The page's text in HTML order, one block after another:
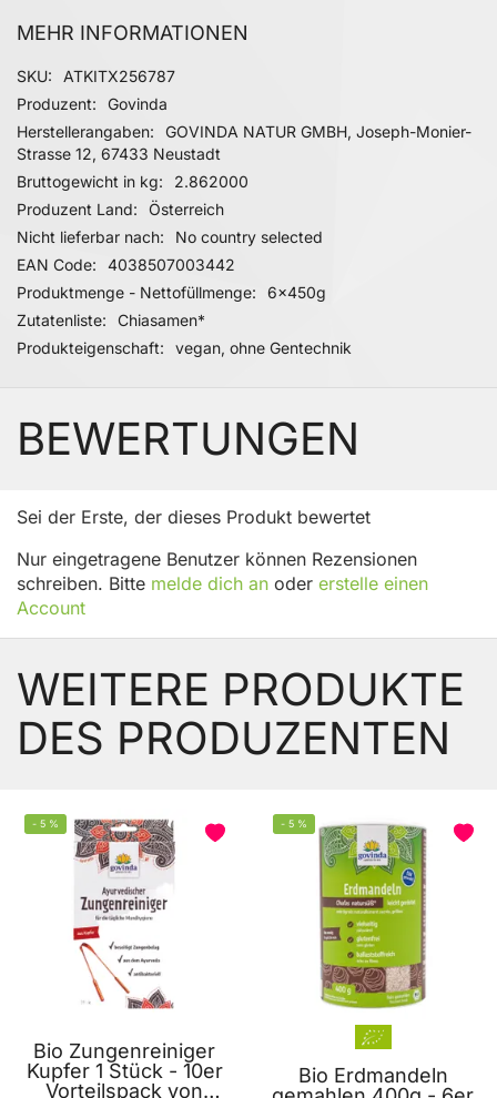
MEHR INFORMATIONEN
Mehr Informationen
SKU
ATKITX256787
Produzent
Govinda
Herstellerangaben
GOVINDA NATUR GMBH, Joseph-Monier-
Strasse 12, 67433 Neustadt
Bruttogewicht in kg
2.862000
Produzent Land
Österreich
Nicht lieferbar nach
No country selected
EAN Code
4038507003442
Produktmenge - Nettofüllmenge
6x450g
Zutatenliste
Chiasamen*
Produkteigenschaft
vegan, ohne Gentechnik
BEWERTUNGEN
Sei der Erste, der dieses Produkt bewertet
Nur eingetragene Benutzer können Rezensionen
schreiben. Bitte melde dich an oder erstelle einen
Account
WEITERE PRODUKTE
DES PRODUZENTEN
- 5 %
Bio Zungenreiniger
Kupfer 1 Stück - 10er
Vorteilspack von
- 5 %
Bio Erdmandeln